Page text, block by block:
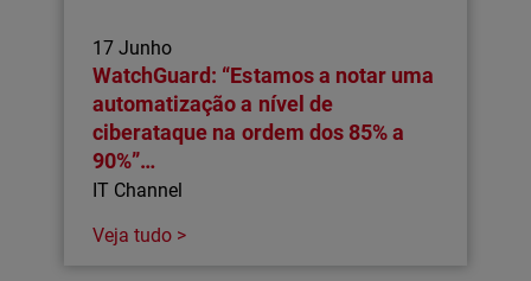
17 Junho
WatchGuard: “Estamos a notar uma
automatização a nível de
ciberataque na ordem dos 85% a
90%”…
IT Channel
Veja tudo >